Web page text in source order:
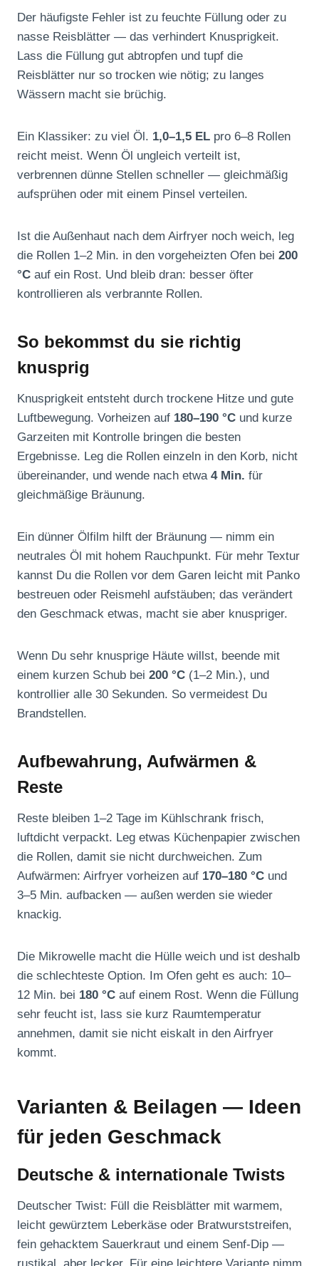
Der häufigste Fehler ist zu feuchte Füllung oder zu
nasse Reisblätter — das verhindert Knusprigkeit.
Lass die Füllung gut abtropfen und tupf die
Reisblätter nur so trocken wie nötig; zu langes
Wässern macht sie brüchig.
Ein Klassiker: zu viel Öl. 1,0–1,5 EL pro 6–8 Rollen
reicht meist. Wenn Öl ungleich verteilt ist,
verbrennen dünne Stellen schneller — gleichmäßig
aufsprühen oder mit einem Pinsel verteilen.
Ist die Außenhaut nach dem Airfryer noch weich, leg
die Rollen 1–2 Min. in den vorgeheizten Ofen bei 200
°C auf ein Rost. Und bleib dran: besser öfter
kontrollieren als verbrannte Rollen.
So bekommst du sie richtig
knusprig
Knusprigkeit entsteht durch trockene Hitze und gute
Luftbewegung. Vorheizen auf 180–190 °C und kurze
Garzeiten mit Kontrolle bringen die besten
Ergebnisse. Leg die Rollen einzeln in den Korb, nicht
übereinander, und wende nach etwa 4 Min. für
gleichmäßige Bräunung.
Ein dünner Ölfilm hilft der Bräunung — nimm ein
neutrales Öl mit hohem Rauchpunkt. Für mehr Textur
kannst Du die Rollen vor dem Garen leicht mit Panko
bestreuen oder Reismehl aufstäuben; das verändert
den Geschmack etwas, macht sie aber knuspriger.
Wenn Du sehr knusprige Häute willst, beende mit
einem kurzen Schub bei 200 °C (1–2 Min.), und
kontrollier alle 30 Sekunden. So vermeidest Du
Brandstellen.
Aufbewahrung, Aufwärmen &
Reste
Reste bleiben 1–2 Tage im Kühlschrank frisch,
luftdicht verpackt. Leg etwas Küchenpapier zwischen
die Rollen, damit sie nicht durchweichen. Zum
Aufwärmen: Airfryer vorheizen auf 170–180 °C und
3–5 Min. aufbacken — außen werden sie wieder
knackig.
Die Mikrowelle macht die Hülle weich und ist deshalb
die schlechteste Option. Im Ofen geht es auch: 10–
12 Min. bei 180 °C auf einem Rost. Wenn die Füllung
sehr feucht ist, lass sie kurz Raumtemperatur
annehmen, damit sie nicht eiskalt in den Airfryer
kommt.
Varianten & Beilagen — Ideen
für jeden Geschmack
Deutsche & internationale Twists
Deutscher Twist: Füll die Reisblätter mit warmem,
leicht gewürztem Leberkäse oder Bratwurststreifen,
fein gehacktem Sauerkraut und einem Senf-Dip —